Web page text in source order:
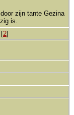
zijn tante Gezina
is.
[2]